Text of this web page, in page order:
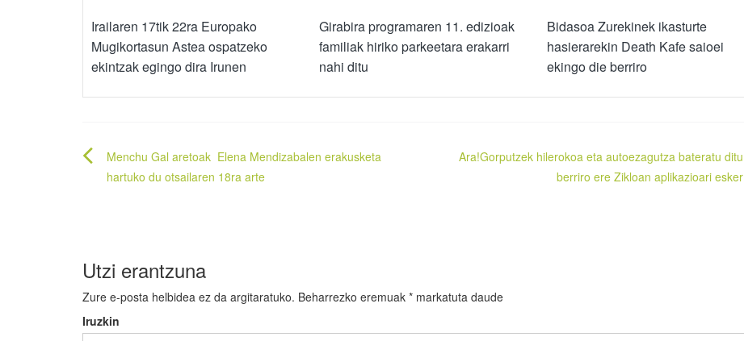
Irailaren 17tik 22ra Europako
Mugikortasun Astea ospatzeko
ekintzak egingo dira Irunen
Girabira programaren 11. edizioak
familiak hiriko parkeetara erakarri
nahi ditu
Bidasoa Zurekinek ikasturte
hasierarekin Death Kafe saioei
ekingo die berriro
Bidalketetan
zehar
Menchu Gal aretoak Elena Mendizabalen erakusketa
hartuko du otsailaren 18ra arte
Ara!Gorputzek hilerokoa eta autoezagutza bateratu ditu
berriro ere Zikloan aplikazioari esker
Utzi erantzuna
Zure e-posta helbidea ez da argitaratuko. Beharrezko eremuak * markatuta daude
Iruzkin